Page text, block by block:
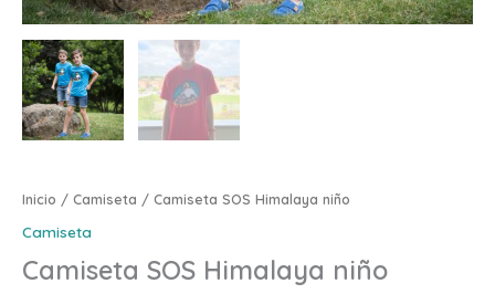
Inicio / Camiseta / Camiseta SOS Himalaya niño
Camiseta
Camiseta SOS Himalaya niño